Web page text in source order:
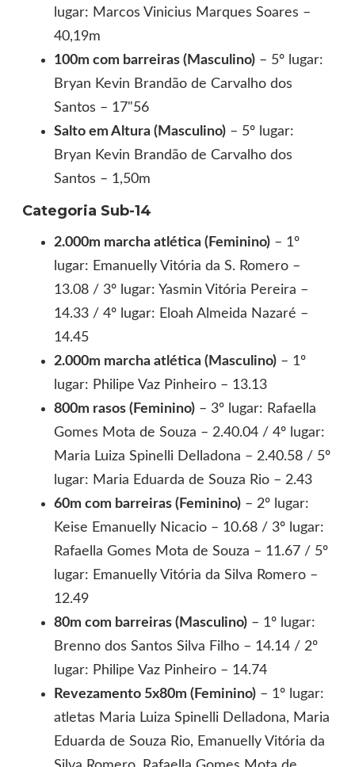
lugar: Marcos Vinicius Marques Soares –
40,19m
100m com barreiras (Masculino) – 5º lugar:
Bryan Kevin Brandão de Carvalho dos
Santos – 17"56
Salto em Altura (Masculino) – 5º lugar:
Bryan Kevin Brandão de Carvalho dos
Santos – 1,50m
Categoria Sub-14
2.000m marcha atlética (Feminino) – 1º
lugar: Emanuelly Vitória da S. Romero –
13.08 / 3º lugar: Yasmin Vitória Pereira –
14.33 / 4º lugar: Eloah Almeida Nazaré –
14.45
2.000m marcha atlética (Masculino) – 1º
lugar: Philipe Vaz Pinheiro – 13.13
800m rasos (Feminino) – 3º lugar: Rafaella
Gomes Mota de Souza – 2.40.04 / 4º lugar:
Maria Luiza Spinelli Delladona – 2.40.58 / 5º
lugar: Maria Eduarda de Souza Rio – 2.43
60m com barreiras (Feminino) – 2º lugar:
Keise Emanuelly Nicacio – 10.68 / 3º lugar:
Rafaella Gomes Mota de Souza – 11.67 / 5º
lugar: Emanuelly Vitória da Silva Romero –
12.49
80m com barreiras (Masculino) – 1º lugar:
Brenno dos Santos Silva Filho – 14.14 / 2º
lugar: Philipe Vaz Pinheiro – 14.74
Revezamento 5x80m (Feminino) – 1º lugar:
atletas Maria Luiza Spinelli Delladona, Maria
Eduarda de Souza Rio, Emanuelly Vitória da